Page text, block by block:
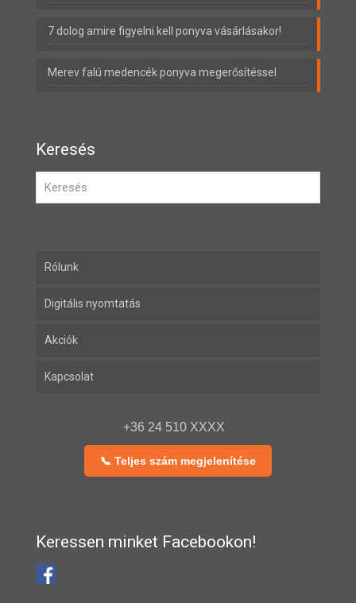
7 dolog amire figyelni kell ponyva vásárlásakor!
Merev falú medencék ponyva megerősítéssel
Keresés
Rólunk
Digitális nyomtatás
Akciók
Kapcsolat
+36 24 510 XXXX
📞 Teljes szám megjelenítése
Keressen minket Facebookon!